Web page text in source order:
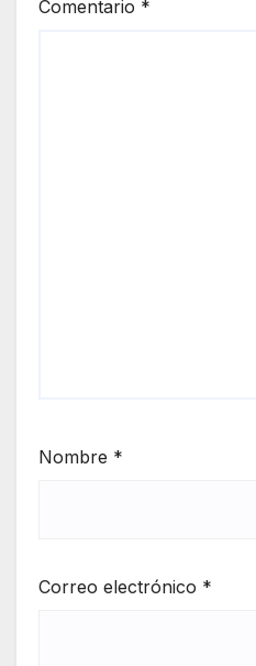
Comentario *
Nombre *
Correo electrónico *